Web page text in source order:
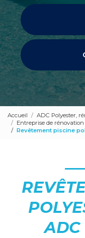
Accueil
ADC Polyester,
Entreprise de rénovation
Revêtement piscine
ADC